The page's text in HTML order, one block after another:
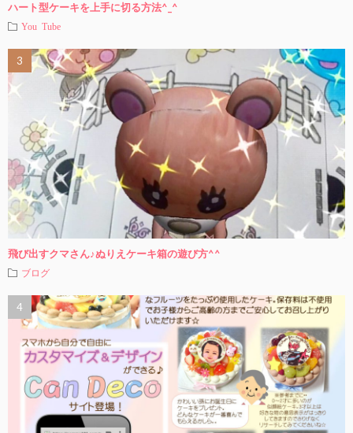
ハート型ケーキを上手に切る方法^_^
You Tube
飛び出すクマさん♪ぬりえケーキ箱の遊び方^^
ブログ